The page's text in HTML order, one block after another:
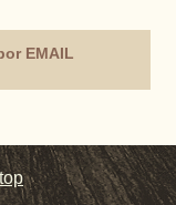
EMAIL